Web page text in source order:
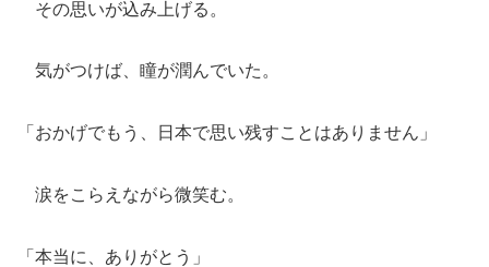
その思いが込み上げる。
気がつけば、瞳が潤んでいた。
「おかげでもう、日本で思い残すことはありません」
涙をこらえながら微笑む。
「本当に、ありがとう」